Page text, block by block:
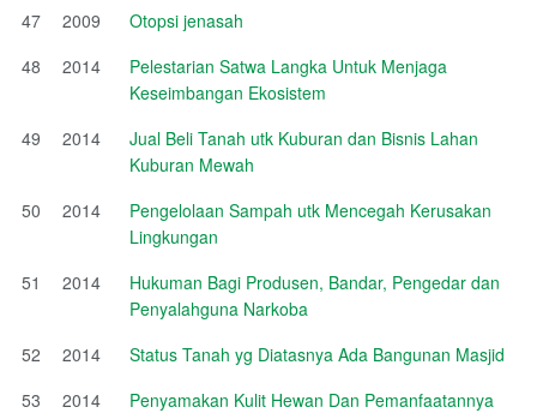
47
2009
Otopsi jenasah
48
2014
Pelestarian Satwa Langka Untuk Menjaga
Keseimbangan Ekosistem
49
2014
Jual Beli Tanah utk Kuburan dan Bisnis Lahan
Kuburan Mewah
50
2014
Pengelolaan Sampah utk Mencegah Kerusakan
Lingkungan
51
2014
Hukuman Bagi Produsen, Bandar, Pengedar dan
Penyalahguna Narkoba
52
2014
Status Tanah yg Diatasnya Ada Bangunan Masjid
53
2014
Penyamakan Kulit Hewan Dan Pemanfaatannya